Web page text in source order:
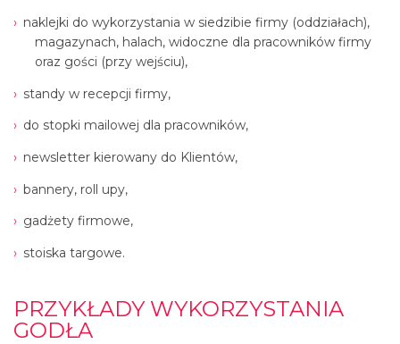
naklejki do wykorzystania w siedzibie firmy (oddziałach),
magazynach, halach, widoczne dla pracowników firmy
oraz gości (przy wejściu),
standy w recepcji firmy,
do stopki mailowej dla pracowników,
newsletter kierowany do Klientów,
bannery, roll upy,
gadżety firmowe,
stoiska targowe.
PRZYKŁADY WYKORZYSTANIA
GODŁA